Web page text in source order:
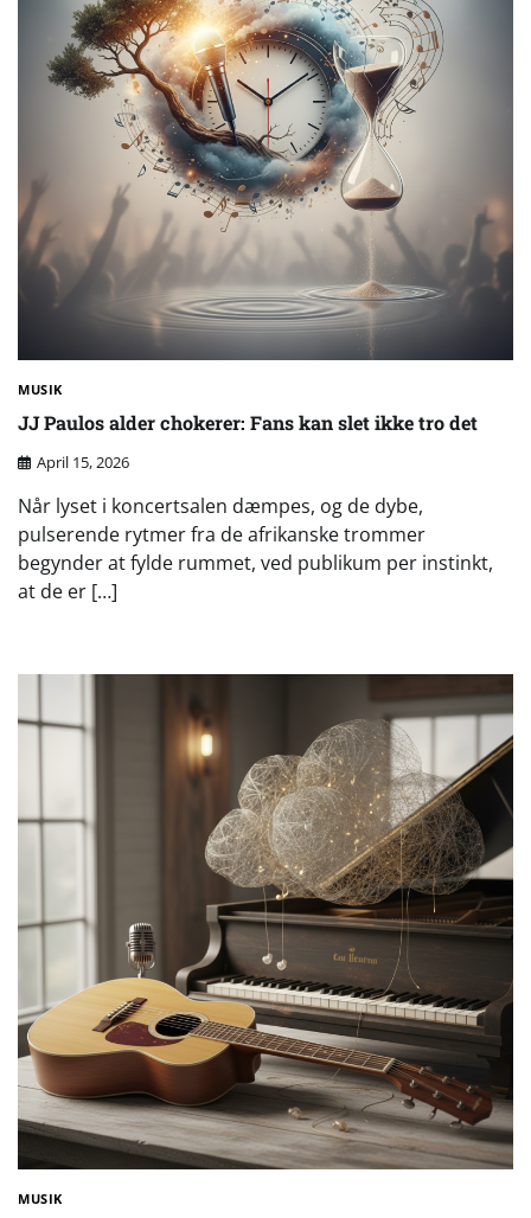
MUSIK
JJ Paulos alder chokerer: Fans kan slet ikke tro det
April 15, 2026
Når lyset i koncertsalen dæmpes, og de dybe,
pulserende rytmer fra de afrikanske trommer
begynder at fylde rummet, ved publikum per instinkt,
at de er […]
MUSIK